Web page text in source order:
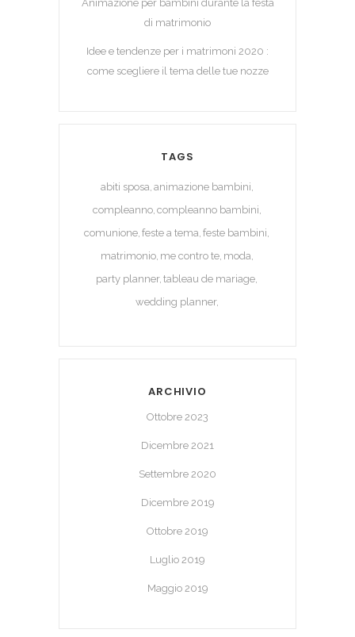
Animazione per bambini durante la festa
di matrimonio
Idee e tendenze per i matrimoni 2020 :
come scegliere il tema delle tue nozze
TAGS
abiti sposa animazione bambini
compleanno compleanno bambini
comunione feste a tema feste bambini
matrimonio me contro te moda
party planner tableau de mariage
wedding planner
ARCHIVIO
Ottobre 2023
Dicembre 2021
Settembre 2020
Dicembre 2019
Ottobre 2019
Luglio 2019
Maggio 2019